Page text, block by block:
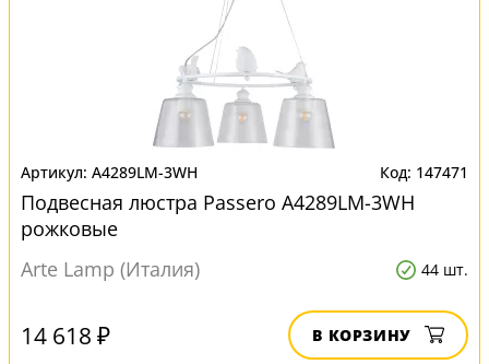
A4289LM-3WH 147471
Подвесная люстра Passero A4289LM-3WH
рожковые
Arte Lamp (Италия)
44 шт.
14 618 ₽ В КОРЗИНУ